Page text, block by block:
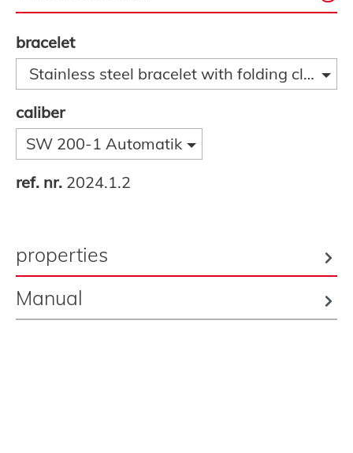
bracelet
Stainless steel bracelet with folding clasp
caliber
SW 200-1 Automatik
ref. nr. 2024.1.2
properties
Manual